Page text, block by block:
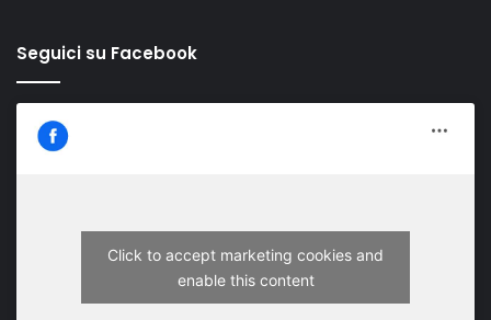
Seguici su Facebook
Click to accept marketing cookies and
enable this content